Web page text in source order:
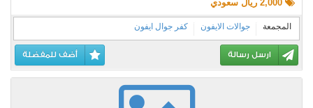
المجمعة جوالات الايفون كفر جوال ايفون
ارسل رسالة أضف للمفضلة